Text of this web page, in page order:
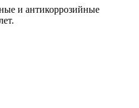
и антикоррозийные